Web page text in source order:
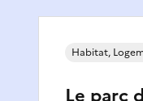
Le parc
Habitat,